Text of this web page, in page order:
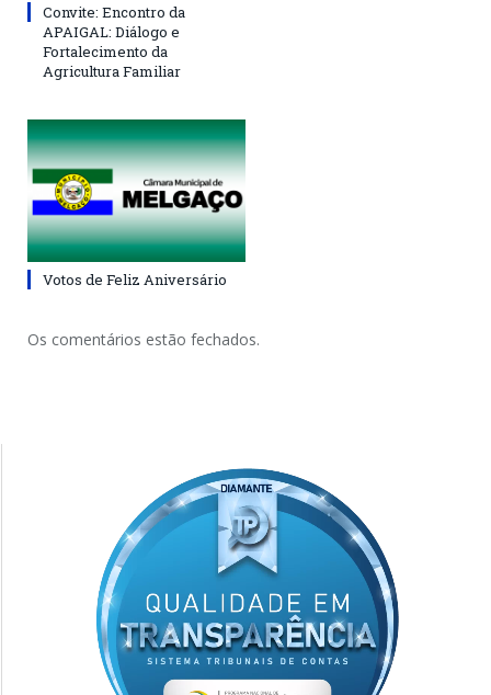
Convite: Encontro da
APAIGAL: Diálogo e
Fortalecimento da
Agricultura Familiar
Votos de Feliz Aniversário
Os comentários estão fechados.